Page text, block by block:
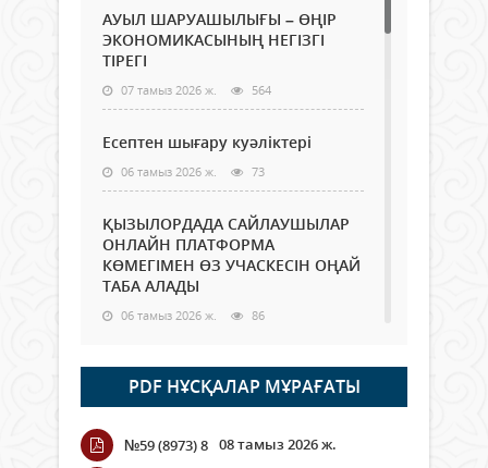
АУЫЛ ШАРУАШЫЛЫҒЫ – ӨҢІР
ЭКОНОМИКАСЫНЫҢ НЕГІЗГІ
ТІРЕГІ
07 тамыз 2026 ж. 564
Есептен шығару куәліктері
06 тамыз 2026 ж. 73
ҚЫЗЫЛОРДАДА САЙЛАУШЫЛАР
ОНЛАЙН ПЛАТФОРМА
КӨМЕГІМЕН ӨЗ УЧАСКЕСІН ОҢАЙ
ТАБА АЛАДЫ
06 тамыз 2026 ж. 86
Open Air: Қызылорда облысы
полиция департаменті 20
мыңнан астам көрерменнің
қауіпсіздігін қамтамасыз етті
06 тамыз 2026 ж.
PDF НҰСҚАЛАР МҰРАҒАТЫ
№59 (8973) 8 08 тамыз 2026 ж.